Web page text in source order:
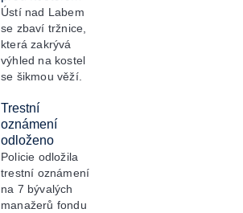
Ústí nad Labem
se zbaví tržnice,
která zakrývá
výhled na kostel
se šikmou věží.
Trestní
oznámení
odloženo
Policie odložila
trestní oznámení
na 7 bývalých
manažerů fondu